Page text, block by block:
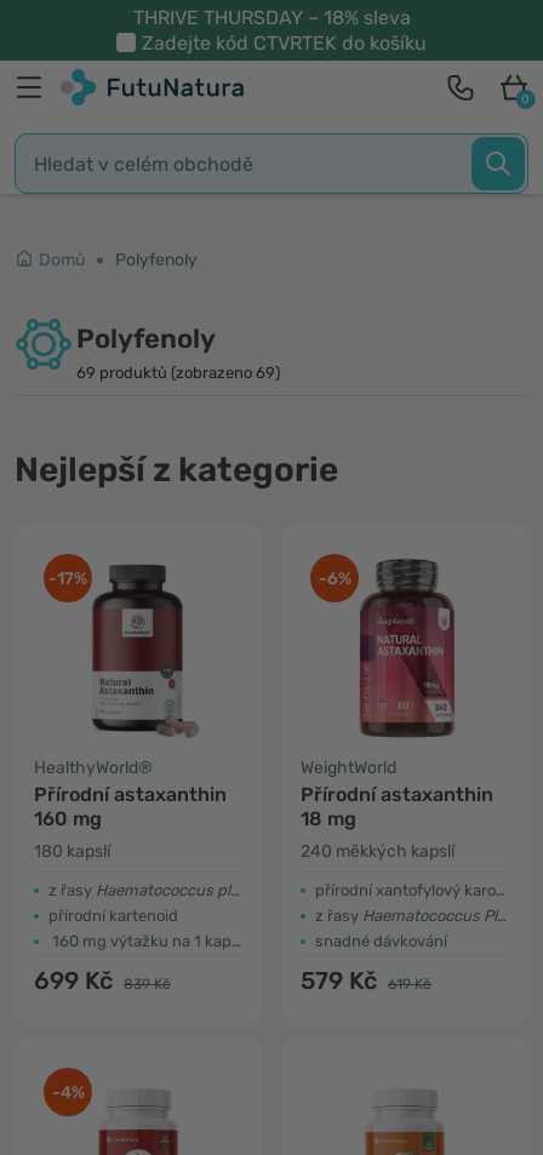
THRIVE THURSDAY – 18% sleva
Zadejte kód CTVRTEK do košíku
0
Domů Polyfenoly
Polyfenoly
69 produktů (zobrazeno 69)
Nejlepší z kategorie
-17%
HealthyWorld®
Přírodní astaxanthin
160 mg
180 kapslí
z řasy Haematococcus pluvialis
přírodní kartenoid
160 mg výtažku na 1 kapsli
699 Kč 839 Kč
-6%
WeightWorld
Přírodní astaxanthin
18 mg
240 měkkých kapslí
přírodní xantofylový karotenoid
z řasy Haematococcus Pluvialis
snadné dávkování
579 Kč 619 Kč
-4%